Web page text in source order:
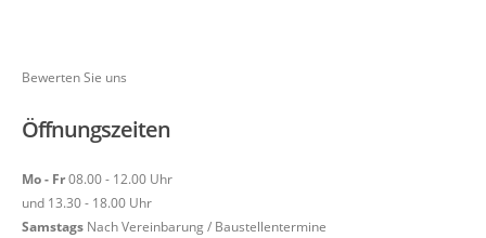
Bewerten Sie uns
Öffnungszeiten
Mo - Fr08.00 - 12.00 Uhr
und 13.30 - 18.00 Uhr
Samstags Nach Vereinbarung / Baustellentermine